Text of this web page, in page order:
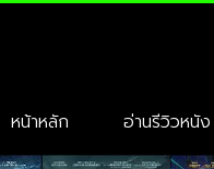
หน้าหลัก อ่านรีวิวหนัง